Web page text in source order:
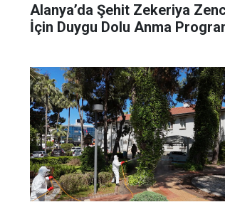
Alanya’da Şehit Zekeriya
İçin Duygu Dolu Anma